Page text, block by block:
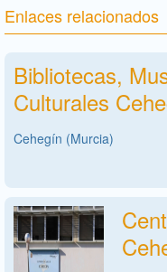
Enlaces relacionados
Bibliotecas,
Culturales
Cehegín (Murcia)